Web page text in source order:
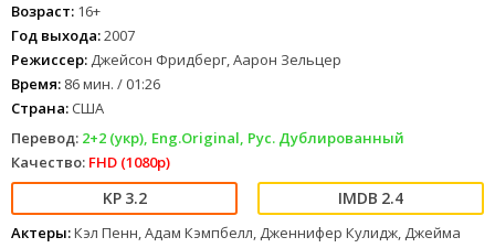
Возраст: 16+
Год выхода:2007
Режиссер: Джейсон Фридберг, Аарон Зельцер
Время: 86 мин. / 01:26
Страна: США
Перевод: 2+2 (укр), Eng.Original, Рус. Дублированный
Качество: FHD (1080p)
3.2 2.4
Актеры:Кэл Пенн, Адам Кэмпбелл, Дженнифер Кулидж, Джейма